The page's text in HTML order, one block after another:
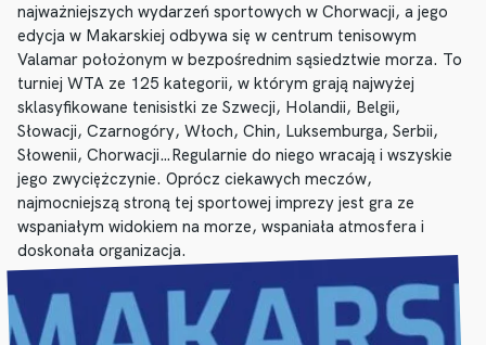
najważniejszych wydarzeń sportowych w Chorwacji, a jego
edycja w Makarskiej odbywa się w centrum tenisowym
Valamar położonym w bezpośrednim sąsiedztwie morza. To
turniej WTA ze 125 kategorii, w którym grają najwyżej
sklasyfikowane tenisistki ze Szwecji, Holandii, Belgii,
Słowacji, Czarnogóry, Włoch, Chin, Luksemburga, Serbii,
Słowenii, Chorwacji…Regularnie do niego wracają i wszyskie
jego zwyciężczynie. Oprócz ciekawych meczów,
najmocniejszą stroną tej sportowej imprezy jest gra ze
wspaniałym widokiem na morze, wspaniała atmosfera i
doskonała organizacja.